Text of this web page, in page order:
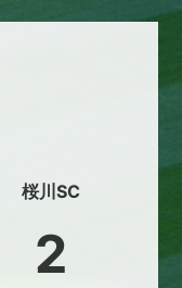
桜川SC
2